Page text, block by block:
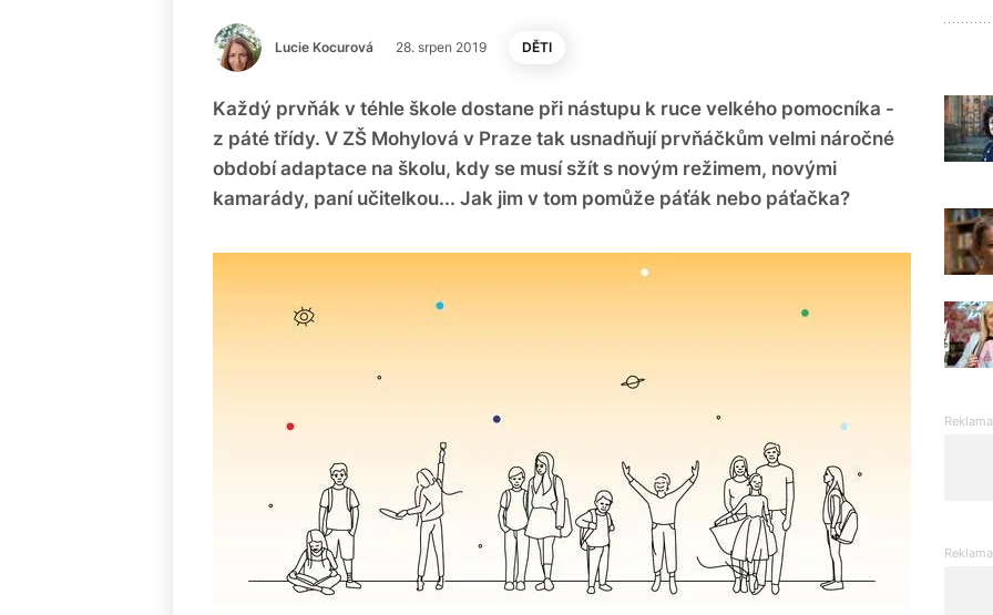
Lucie Kocurová 28. srpen 2019 DĚTI
Každý prvňák v téhle škole dostane při nástupu k ruce velkého pomocníka -
z páté třídy. V ZŠ Mohylová v Praze tak usnadňují prvňáčkům velmi náročné
období adaptace na školu, kdy se musí sžít s novým režimem, novými
kamarády, paní učitelkou... Jak jim v tom pomůže páťák nebo páťačka?